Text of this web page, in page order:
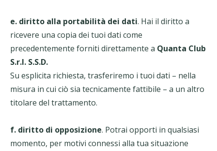
e. diritto alla portabilità dei dati. Hai il diritto a
ricevere una copia dei tuoi dati come
precedentemente forniti direttamente a Quanta Club
S.r.l. S.S.D.
Su esplicita richiesta, trasferiremo i tuoi dati – nella
misura in cui ciò sia tecnicamente fattibile – a un altro
titolare del trattamento.
f. diritto di opposizione. Potrai opporti in qualsiasi
momento, per motivi connessi alla tua situazione